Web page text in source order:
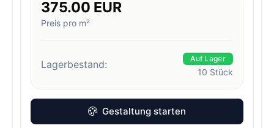
375.00 EUR
Preis pro m²
Lagerbestand: Auf Lager
10 Stück
Gestaltung starten